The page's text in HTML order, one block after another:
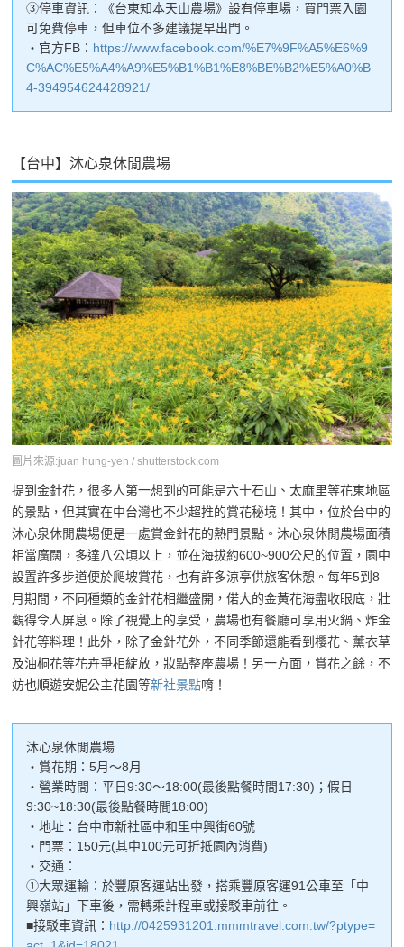
③停車資訊：《台東知本天山農場》設有停車場，買門票入園
可免費停車，但車位不多建議提早出門。
・官方FB： https://www.facebook.com/%E7%9F%A5%E6%9
C%AC%E5%A4%A9%E5%B1%B1%E8%BE%B2%E5%A0%B
4-394954624428921/
【台中】沐心泉休閒農場
圖片來源:juan hung-yen / shutterstock.com
提到金針花，很多人第一想到的可能是六十石山、太麻里等花東地區
的景點，但其實在中台灣也不少超推的賞花秘境！其中，位於台中的
沐心泉休閒農場便是一處賞金針花的熱門景點。沐心泉休閒農場面積
相當廣闊，多達八公頃以上，並在海拔約600~900公尺的位置，園中
設置許多步道便於爬坡賞花，也有許多涼亭供旅客休憩。每年5到8
月期間，不同種類的金針花相繼盛開，偌大的金黃花海盡收眼底，壯
觀得令人屏息。除了視覺上的享受，農場也有餐廳可享用火鍋、炸金
針花等料理！此外，除了金針花外，不同季節還能看到櫻花、薰衣草
及油桐花等花卉爭相綻放，妝點整座農場！另一方面，賞花之餘，不
妨也順遊安妮公主花園等新社景點唷！
沐心泉休閒農場
・賞花期：5月～8月
・營業時間：平日9:30～18:00(最後點餐時間17:30)；假日
9:30~18:30(最後點餐時間18:00)
・地址：台中市新社區中和里中興街60號
・門票：150元(其中100元可折抵園內消費)
・交通：
①大眾運輸：於豐原客運站出發，搭乘豐原客運91公車至「中
興嶺站」下車後，需轉乘計程車或接駁車前往。
■接駁車資訊： http://0425931201.mmmtravel.com.tw/?ptype=